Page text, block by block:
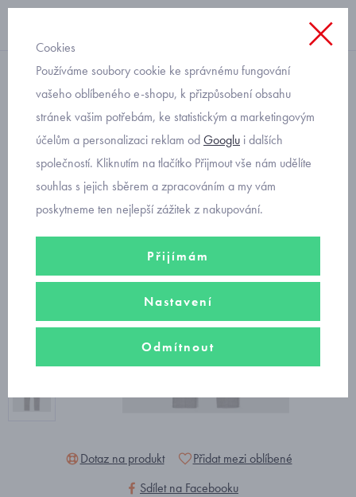
plátěné
chlapecké plátěné chino
kalhoty Mayoral 6559-59
velikost 170
Dotaz na produkt
Přidat mezi oblíbené
Sdílet na Facebooku
Cookies
Používáme soubory cookie ke správnému fungování
vašeho oblíbeného e-shopu, k přizpůsobení obsahu
stránek vašim potřebám, ke statistickým a marketingovým
účelům a personalizaci reklam odGooglu i dalších
společností. Kliknutím na tlačítko Přijmout vše nám udělíte
souhlas s jejich sběrem a zpracováním a my vám
poskytneme ten nejlepší zážitek z nakupování.
Přijímám
Nastavení
Odmítnout